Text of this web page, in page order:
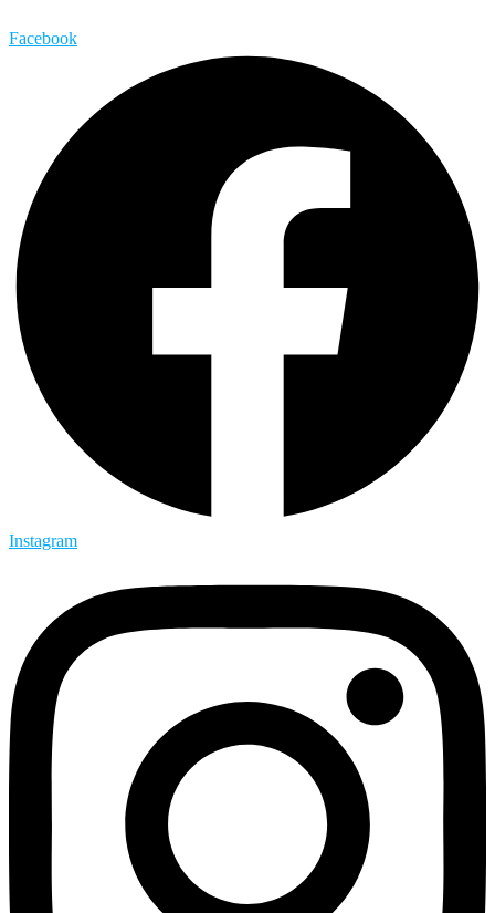
Facebook
Instagram